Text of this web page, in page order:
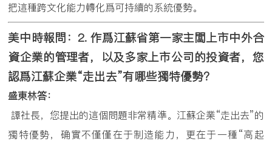
把這種跨文化能力轉化爲可持續的系統優勢。
美中時報問： 2. 作爲江蘇省第一家主闆上市中外合
資企業的管理者，以及多家上市公司的投資者，您
認爲江蘇企業“走出去”有哪些獨特優勢？
盛東林答：
譚社長，您提出的這個問題非常精準。江蘇企業“走出去”的
獨特優勢，确實不僅僅在于制造能力，更在于一種“高起